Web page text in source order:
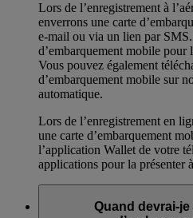
Lors de l’enregistrement à
enverrons une carte
e-mail ou via un lien par
d’embarquement mobile pour
Vous pouvez également
d’embarquement mobile sur
automatique.
Lors de l’enregistrement en
une carte d’embarquement
l’application Wallet de votre
applications pour la présenter
Quand devrai-